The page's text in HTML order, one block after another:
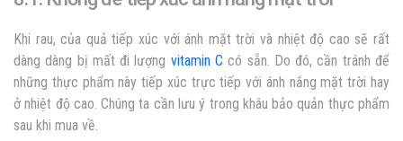
Khi rau, của quả tiếp xúc với ánh mặt trời và nhiệt độ cao sẽ rất
dàng dàng bị mất đi lượng vitamin C có sẵn. Do đó, cần tránh để
những thực phẩm này tiếp xúc trực tiếp với ánh nắng mặt trời hay
ở nhiệt độ cao. Chúng ta cần lưu ý trong khâu bảo quản thực phẩm
sau khi mua về.